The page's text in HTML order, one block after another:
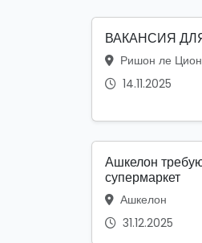
ВАКАНСИЯ
Ришон ле Цион
14.11.2025
Ашкелон
супермаркет
Ашкелон
31.12.2025